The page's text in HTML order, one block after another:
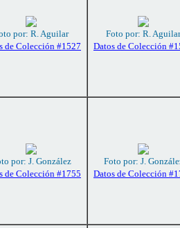
por: R. Aguilar
de Colección #1527
Foto por: R. Aguilar
Datos de Colección
por: J. González
de Colección #1755
Foto por: J.
Datos de Colección